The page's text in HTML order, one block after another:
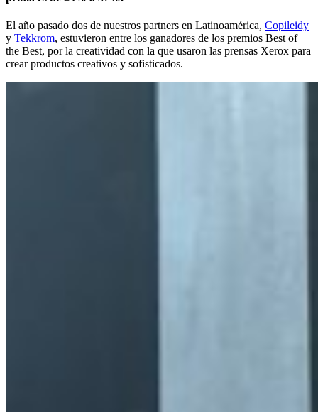
El año pasado dos de nuestros partners en Latinoamérica, Copileidy
y Tekkrom, estuvieron entre los ganadores de los premios Best of
the Best, por la creatividad con la que usaron las prensas Xerox para
crear productos creativos y sofisticados.